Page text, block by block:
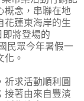
概念，串聯在地
花蓮東海岸的生
將登場的
民眾今年暑假一
化。
祈求活動順利圓
接著由來自豐濱